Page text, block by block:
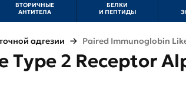
ВТОРИЧНЫЕ
АНТИТЕЛА
БЕЛКИ
И ПЕПТИДЫ
адгезии Paired Immunoglobin
2 Receptor